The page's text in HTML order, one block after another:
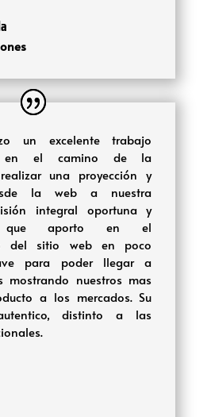
un excelente trabajo
en el camino de la
una proyección y
la web a nuestra
integral oportuna y
que aporto en el
del sitio web en poco
para poder llegar a
mostrando nuestros mas
a los mercados. Su
distinto a las